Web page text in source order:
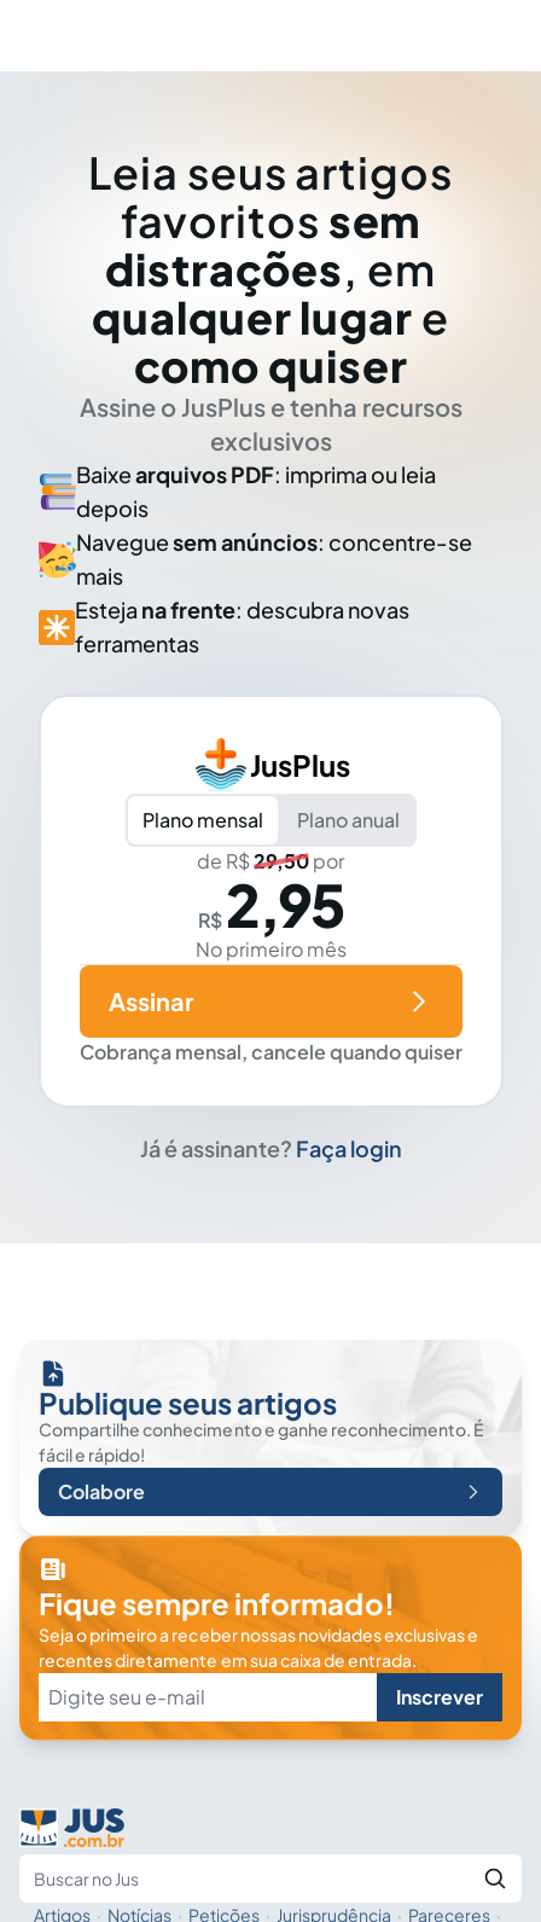
Leia seus artigos
favoritos sem
distrações, em
qualquer lugar e
como quiser
Assine o JusPlus e tenha recursos
exclusivos
Baixearquivos PDF: imprima ou leia
depois
Naveguesem anúncios: concentre-se
mais
Esteja na frente: descubra novas
ferramentas
JusPlus
Plano mensal
Plano anual
de R$29,50por
R$ 2,95
No primeiro mês
Cobrança mensal, cancele quando quiser
Assinar
Já é assinante? Faça login
Publique seus artigos
Compartilhe conhecimento e ganhe reconhecimento. É
fácil e rápido!
Colabore
Fique sempre informado!
Seja o primeiro a receber nossas novidades exclusivas e
recentes diretamente em sua caixa de entrada.
Inscrever
Artigos · Notícias · Petições · Jurisprudência · Pareceres ·